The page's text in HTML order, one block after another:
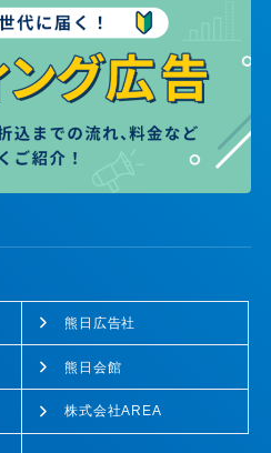
熊日広告社
熊日会館
株式会社AREA